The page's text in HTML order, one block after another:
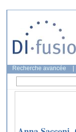
Recherche avancée